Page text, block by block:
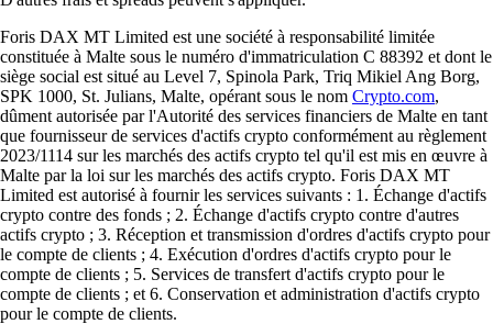
Foris DAX MT Limited est une société à responsabilité limitée
constituée à Malte sous le numéro d'immatriculation C 88392 et dont le
siège social est situé au Level 7, Spinola Park, Triq Mikiel Ang Borg,
SPK 1000, St. Julians, Malte, opérant sous le nom Crypto.com,
dûment autorisée par l'Autorité des services financiers de Malte en tant
que fournisseur de services d'actifs crypto conformément au règlement
2023/1114 sur les marchés des actifs crypto tel qu'il est mis en œuvre à
Malte par la loi sur les marchés des actifs crypto. Foris DAX MT
Limited est autorisé à fournir les services suivants : 1. Échange d'actifs
crypto contre des fonds ; 2. Échange d'actifs crypto contre d'autres
actifs crypto ; 3. Réception et transmission d'ordres d'actifs crypto pour
le compte de clients ; 4. Exécution d'ordres d'actifs crypto pour le
compte de clients ; 5. Services de transfert d'actifs crypto pour le
compte de clients ; et 6. Conservation et administration d'actifs crypto
pour le compte de clients.